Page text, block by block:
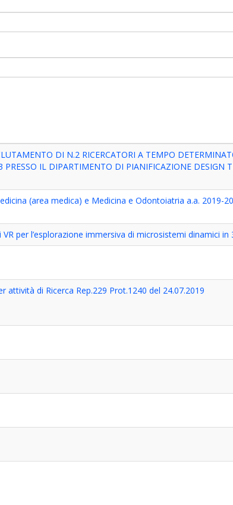
DI N.2 RICERCATORI A TEMPO
PRESSO IL DIPARTIMENTO DI PIANIFICAZIONE DESIGN
(area medica) e Medicina e Odontoiatria a.a. 2019-20
per l’esplorazione immersiva di microsistemi dinamici in
di Ricerca Rep.229 Prot.1240 del 24.07.2019